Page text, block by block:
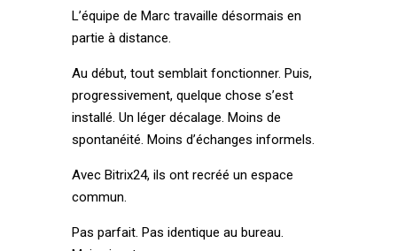
L’équipe de Marc travaille désormais en
partie à distance.
Au début, tout semblait fonctionner. Puis,
progressivement, quelque chose s’est
installé. Un léger décalage. Moins de
spontanéité. Moins d’échanges informels.
Avec Bitrix24, ils ont recréé un espace
commun.
Pas parfait. Pas identique au bureau.